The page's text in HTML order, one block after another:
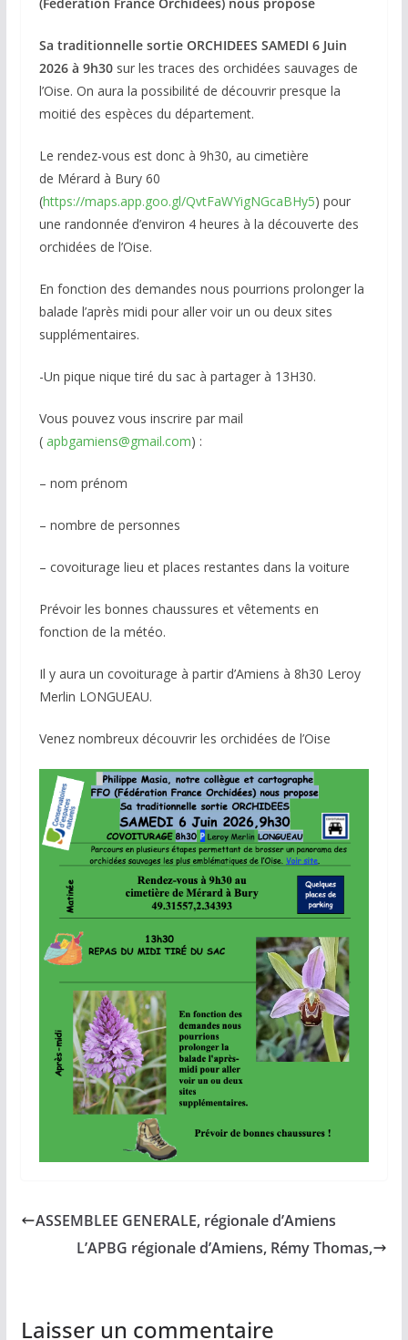
(Fédération France Orchidées) nous propose
Sa traditionnelle sortie ORCHIDEES SAMEDI 6 Juin
2026 à 9h30sur les traces des orchidées sauvages de
l’Oise. On aura la possibilité de découvrir presque la
moitié des espèces du département.
Le rendez-vous est donc à 9h30, au cimetière
de Mérard à Bury 60
(https://maps.app.goo.gl/QvtFaWYigNGcaBHy5) pour
une randonnée d’environ 4 heures à la découverte des
orchidées de l’Oise.
En fonction des demandes nous pourrions prolonger la
balade l’après midi pour aller voir un ou deux sites
supplémentaires.
-Un pique nique tiré du sac à partager à 13H30.
Vous pouvez vous inscrire par mail
( apbgamiens@gmail.com) :
– nom prénom
– nombre de personnes
– covoiturage lieu et places restantes dans la voiture
Prévoir les bonnes chaussures et vêtements en
fonction de la météo.
Il y aura un covoiturage à partir d’Amiens à 8h30 Leroy
Merlin LONGUEAU.
Venez nombreux découvrir les orchidées de l’Oise
ASSEMBLEE GENERALE, régionale d’Amiens
L’APBG régionale d’Amiens, Rémy Thomas,
Laisser un commentaire